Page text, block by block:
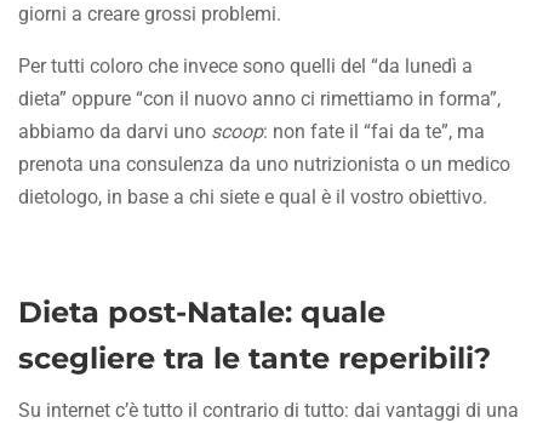
giorni a creare grossi problemi.
Per tutti coloro che invece sono quelli del “da lunedì a
dieta” oppure “con il nuovo anno ci rimettiamo in forma”,
abbiamo da darvi uno scoop: non fate il “fai da te”, ma
prenota una consulenza da uno nutrizionista o un medico
dietologo, in base a chi siete e qual è il vostro obiettivo.
Dieta post-Natale: quale
scegliere tra le tante reperibili?
Su internet c’è tutto il contrario di tutto: dai vantaggi di una